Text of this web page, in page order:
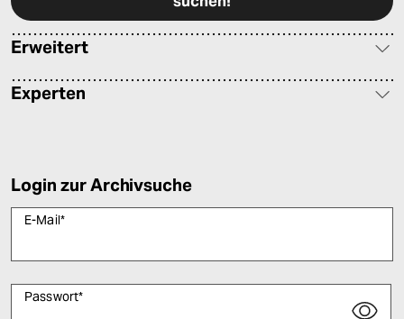
Erweitert
Experten
Login zur Archivsuche
E-Mail*
Passwort*